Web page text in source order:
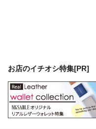
お店のイチオシ特集[PR]